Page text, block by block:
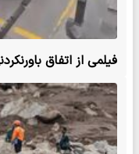
فیلمی از اتفاق
رفت